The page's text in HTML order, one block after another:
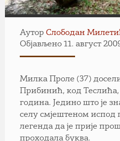
Аутор Слободан
Објављено 11. август
Милка Проле (37)
Прибинић, код Теслића,
година. Једино што је
селу смјештеном испод
легенда да је прије
проходала буква.